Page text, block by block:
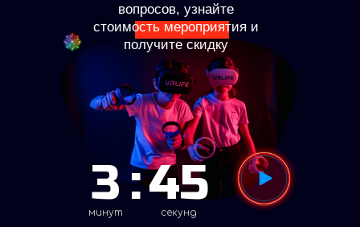
вопросов, узнайте
стоимость мероприятия и
получите скидку
3
минут :45
секунд